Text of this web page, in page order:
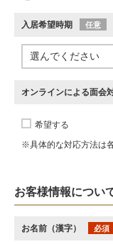
入居希望時期 任意
オンラインによる面会
希望する
※具体的な対応方法は
お客様情報につい
お名前（漢字） 必須